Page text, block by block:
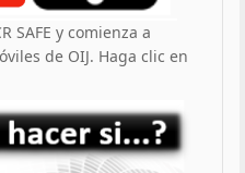
SAFE y comienza a
de OIJ. Haga clic en